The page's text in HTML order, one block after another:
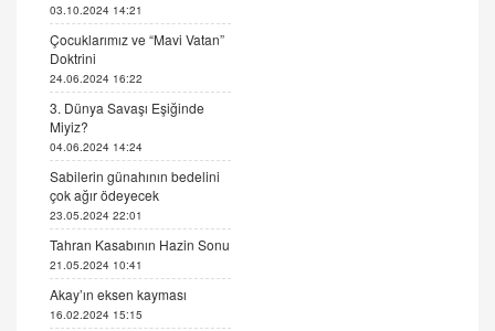
03.10.2024 14:21
Çocuklarımız ve “Mavi Vatan”
Doktrini
24.06.2024 16:22
3. Dünya Savaşı Eşiğinde
Miyiz?
04.06.2024 14:24
Sabilerin günahının bedelini
çok ağır ödeyecek
23.05.2024 22:01
Tahran Kasabının Hazin Sonu
21.05.2024 10:41
Akay’ın eksen kayması
16.02.2024 15:15